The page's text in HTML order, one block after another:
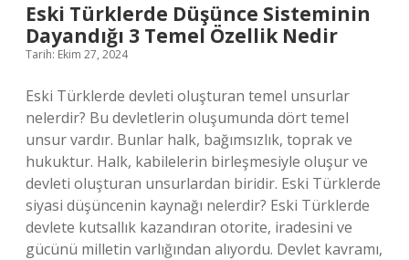
Eski Türklerde Düşünce Sisteminin
Dayandığı 3 Temel Özellik Nedir
Tarih: Ekim 27, 2024
Eski Türklerde devleti oluşturan temel unsurlar
nelerdir? Bu devletlerin oluşumunda dört temel
unsur vardır. Bunlar halk, bağımsızlık, toprak ve
hukuktur. Halk, kabilelerin birleşmesiyle oluşur ve
devleti oluşturan unsurlardan biridir. Eski Türklerde
siyasi düşüncenin kaynağı nelerdir? Eski Türklerde
devlete kutsallık kazandıran otorite, iradesini ve
gücünü milletin varlığından alıyordu. Devlet kavramı,